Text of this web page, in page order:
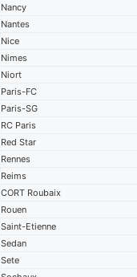
Nancy
Nantes
Nice
Nimes
Niort
Paris-FC
Paris-SG
RC Paris
Red Star
Rennes
Reims
CORT Roubaix
Rouen
Saint-Etienne
Sedan
Sete